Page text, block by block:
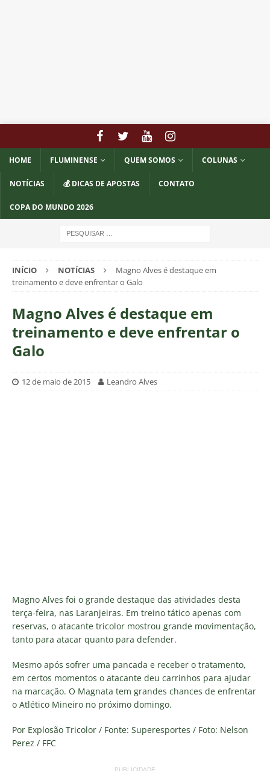
HOME FLUMINENSE QUEM SOMOS COLUNAS
NOTÍCIAS 💰 DICAS DE APOSTAS CONTATO
COPA DO MUNDO 2026
INÍCIO NOTÍCIAS
Magno Alves é destaque em
treinamento e deve enfrentar o Galo
Magno Alves é destaque em
treinamento e deve enfrentar o
Galo
12 de maio de 2015 Leandro Alves
Magno Alves foi o grande destaque das atividades desta
terça-feira, nas Laranjeiras. Em treino tático apenas com
reservas, o atacante tricolor mostrou grande movimentação,
tanto para atacar quanto para defender.
Mesmo após sofrer uma pancada e receber o tratamento,
em certos momentos o atacante deu carrinhos para ajudar
na marcação. O Magnata tem grandes chances de enfrentar
o Atlético Mineiro no próximo domingo.
Por Explosão Tricolor / Fonte: Superesportes / Foto: Nelson
Perez / FFC
PUBLICIDADE